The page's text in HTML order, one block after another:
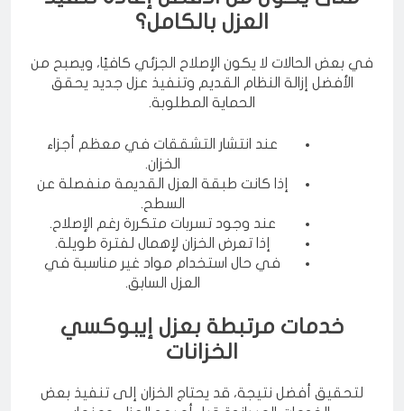
متى يكون من الأفضل إعادة تنفيذ
العزل بالكامل؟
في بعض الحالات لا يكون الإصلاح الجزئي كافيًا، ويصبح من
الأفضل إزالة النظام القديم وتنفيذ عزل جديد يحقق
عند انتشار التشققات في معظم أجزاء
الخزان.
إذا كانت طبقة العزل القديمة منفصلة عن
السطح.
عند وجود تسربات متكررة رغم الإصلاح.
إذا تعرض الخزان لإهمال لفترة طويلة.
في حال استخدام مواد غير مناسبة في
خدمات مرتبطة بعزل إيبوكسي
الخزانات